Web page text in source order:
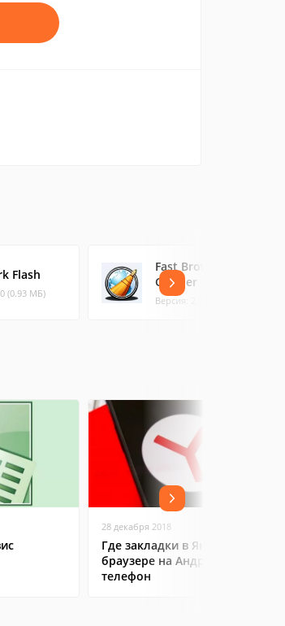
Flash
(0.93 МБ)
Fast Browser
Cleaner
Версия: 2.1.1.4 (2.46 МБ)
28 декабря 2018
Где закладки в Яндекс
браузере на Андроид
телефон